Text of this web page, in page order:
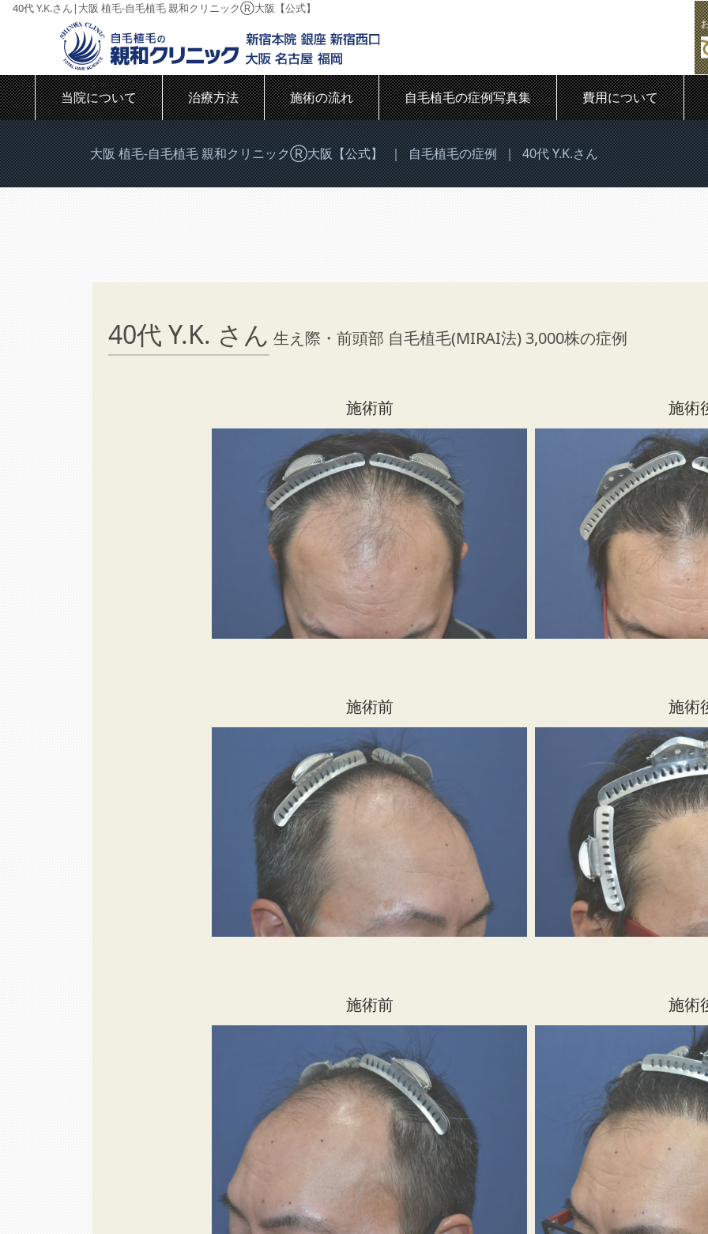
40代 Y.K.さん|大阪 植毛-自毛植毛 親和クリニックⓇ大阪【公式】
当院について 治療方法 施術の流れ 自毛植毛の症例写真集 費用について
大阪 植毛-自毛植毛 親和クリニックⓇ大阪【公式】｜自毛植毛の症例｜40代 Y.K.さん
40代 Y.K. さん 生え際・前頭部 自毛植毛(MIRAI法) 3,000株の症例
施術前 施術
施術前 施術
施術前 施術